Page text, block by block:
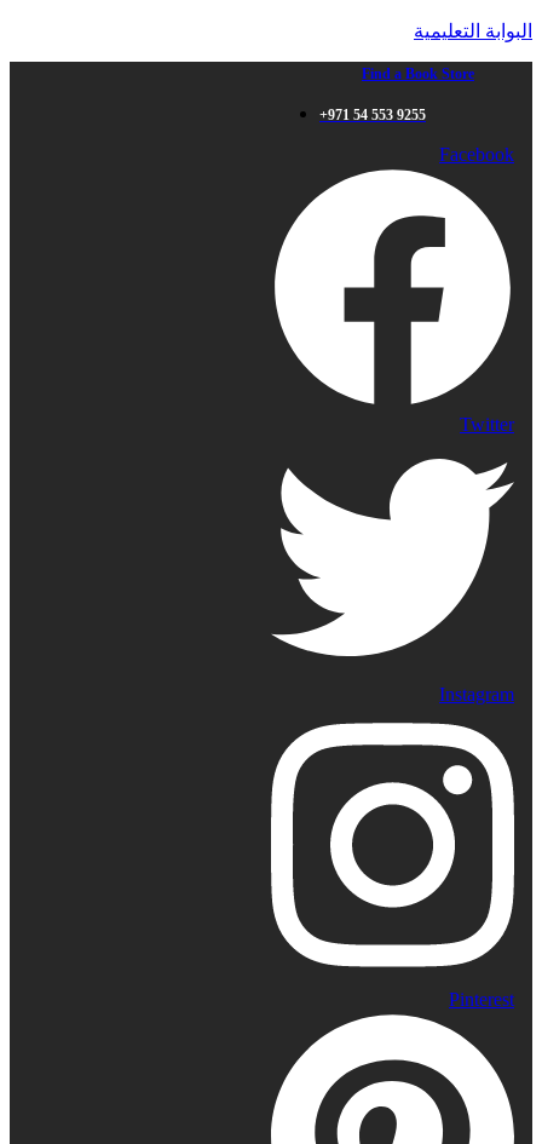
البوابة التعليمية
Find a Book Store
+971 54 553 9255
Facebook
Twitter
Instagram
Pinterest